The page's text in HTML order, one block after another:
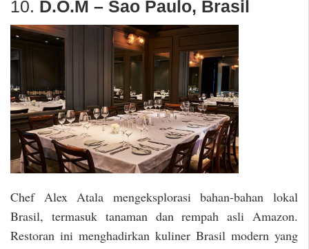
10. D.O.M – Sao Paulo, Brasil
Chef Alex Atala mengeksplorasi bahan-bahan lokal
Brasil, termasuk tanaman dan rempah asli Amazon.
Restoran ini menghadirkan kuliner Brasil modern yang